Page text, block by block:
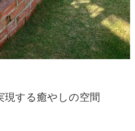
現する癒やしの空間